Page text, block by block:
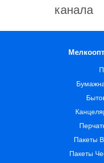
канала
Пакеты
Пакеты